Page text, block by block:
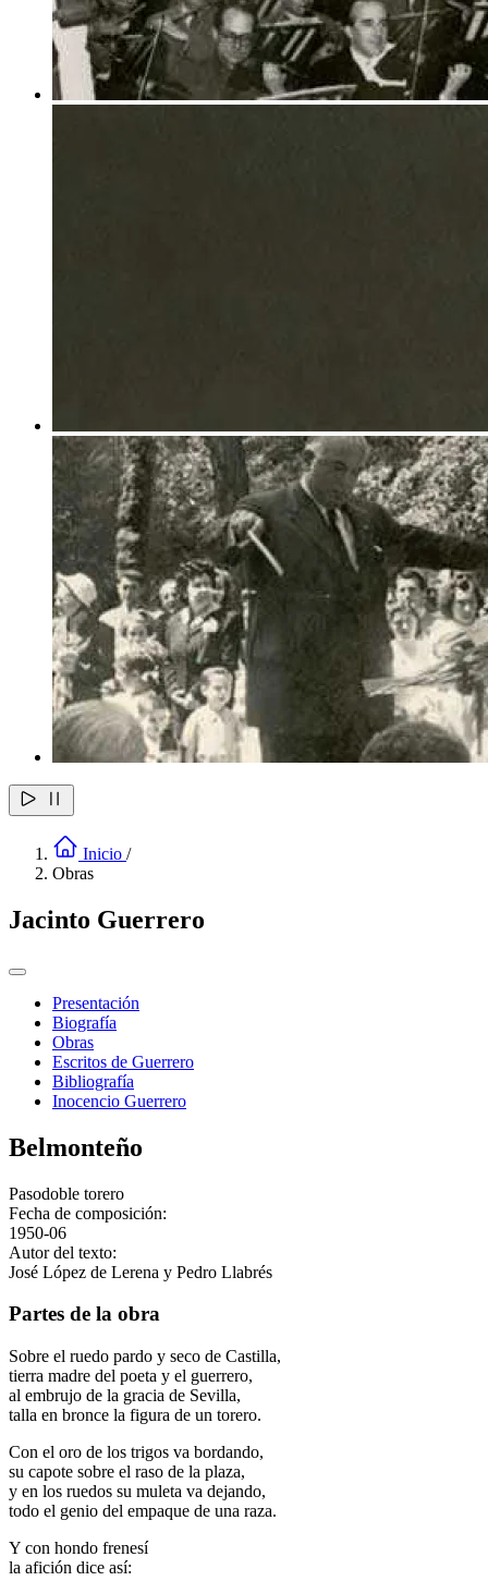
Inicio /
Obras
Jacinto Guerrero
Presentación
Biografía
Obras
Escritos de Guerrero
Bibliografía
Inocencio Guerrero
Belmonteño
Pasodoble torero
Fecha de composición:
1950-06
Autor del texto:
José López de Lerena y Pedro Llabrés
Partes de la obra
Sobre el ruedo pardo y seco de Castilla,
tierra madre del poeta y el guerrero,
al embrujo de la gracia de Sevilla,
talla en bronce la figura de un torero.
Con el oro de los trigos va bordando,
su capote sobre el raso de la plaza,
y en los ruedos su muleta va dejando,
todo el genio del empaque de una raza.
Y con hondo frenesí
la afición dice así: